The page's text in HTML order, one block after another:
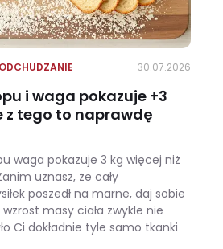
ODCHUDZANIE 30.07.2026
i waga pokazuje +3
z tego to naprawdę
waga pokazuje 3 kg więcej niż
uznasz, że cały
poszedł na marne, daj sobie
masy ciała zwykle nie
Ci dokładnie tyle samo tkanki